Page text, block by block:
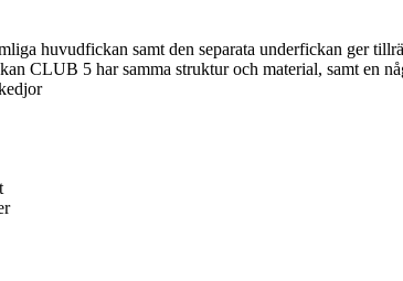
huvudfickan samt den separata underfickan ger
CLUB 5 har samma struktur och material, samt en